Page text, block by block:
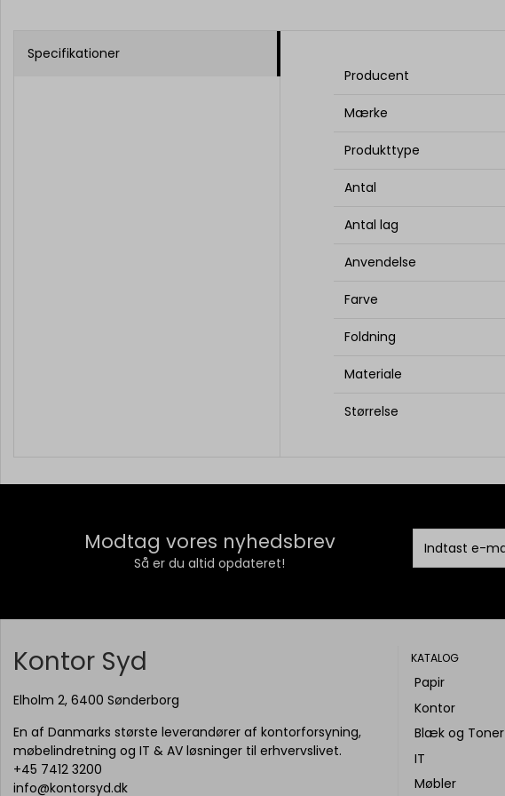
Specifikationer
Producent
Mærke
Produkttype
Antal
Antal lag
Anvendelse
Farve
Foldning
Materiale
Størrelse
Modtag vores nyhedsbrev
Så er du altid opdateret!
Kontor Syd
Elholm 2, 6400 Sønderborg
En af Danmarks største leverandører af kontorforsyning,
møbelindretning og IT & AV løsninger til erhvervslivet.
+45 7412 3200
info@kontorsyd.dk
KATALOG
Papir
Kontor
Blæk og Toner
IT
Møbler